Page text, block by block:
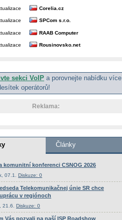
Corelia.cz
SPCom s.r.o.
RAAB Computer
Rousinovsko.net
sekci VoIP a porovnejte nabídku více
operátorů!
Reklama: